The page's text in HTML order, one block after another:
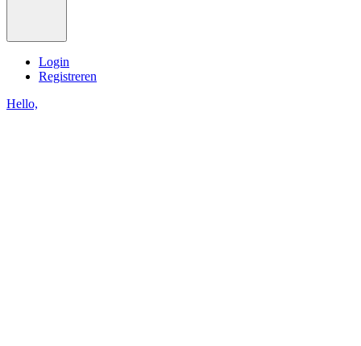
Login
Registreren
Hello,